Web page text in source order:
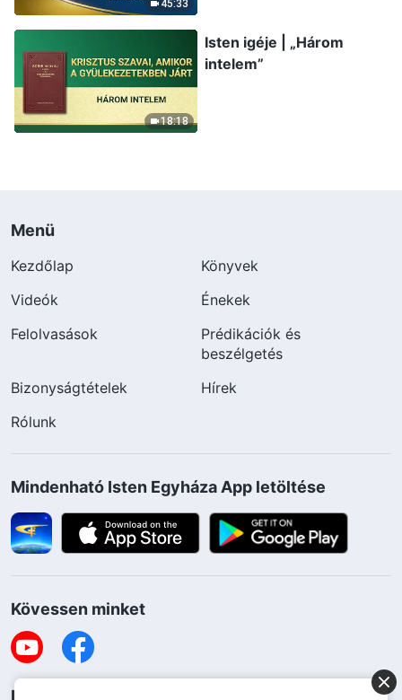
45:33
18:18
Isten igéje | „Három
intelem”
Menü
Kezdőlap
Könyvek
Videók
Énekek
Felolvasások
Prédikációk és
beszélgetés
Bizonyságtételek
Hírek
Rólunk
Mindenható Isten Egyháza App letöltése
Kövessen minket
Lépjen kapcsolatba velünk